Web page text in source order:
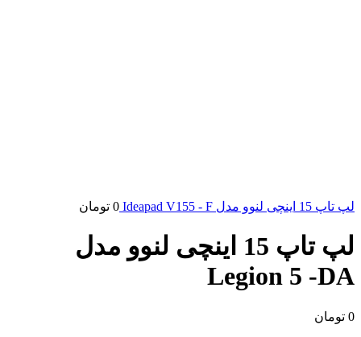
لپ تاپ 15 اینچی لنوو مدل Ideapad V155 - F 0 تومان
لپ تاپ 15 اینچی لنوو مدل
Legion 5 -DA
0 تومان